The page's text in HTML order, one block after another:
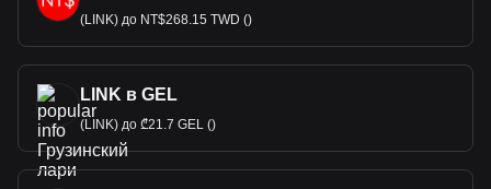
(LINK) до NT$268.15 TWD ()
LINK в GEL
(LINK) до ₾21.7 GEL ()